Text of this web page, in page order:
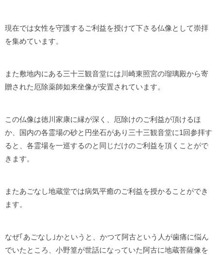
現在では女性を守護するご利益を授けて下さる仏像として崇拝
を集めています。
また敷地内にある三十三観音堂には川崎東照宮の瑠璃殿から寄
贈された厄除薬師如来坐像が安置されています。
この仏像は徳川家康に縁が深く、厄除けのご利益が頂けるほ
か、国内の各霊場の砂と円坐石があり三十三観音堂に1回参拝す
ると、各霊場を一巡するのと同じだけのご利益を頂くことがで
きます。
またあごなし地蔵堂では病気平癒のご利益を授かることができ
ます。
なぜ｢あごなし｣かというと、かつて阿古という人が歯痛に悩ん
でいたところ、小野篁が世話になっていた阿古に地蔵菩薩像を